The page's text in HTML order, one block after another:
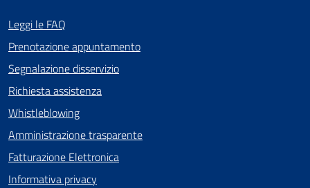
Leggi le FAQ
Prenotazione appuntamento
Segnalazione disservizio
Richiesta assistenza
Whistleblowing
Amministrazione trasparente
Fatturazione Elettronica
Informativa privacy